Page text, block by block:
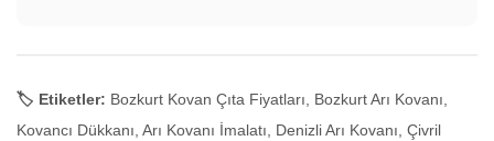
🏷️ Etiketler: Bozkurt Kovan Çıta Fiyatları, Bozkurt Arı Kovanı,
Kovancı Dükkanı, Arı Kovanı İmalatı, Denizli Arı Kovanı, Çivril